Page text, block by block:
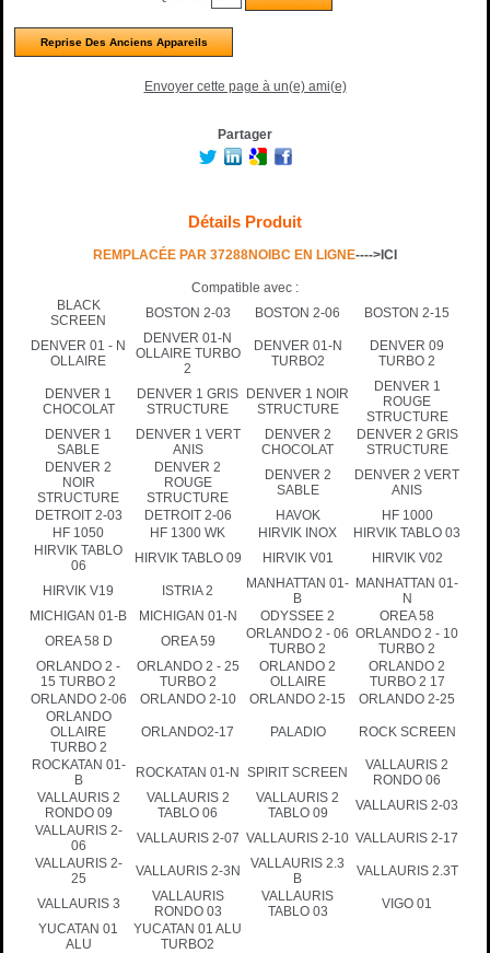
Reprise Des Anciens Appareils
Envoyer cette page à un(e) ami(e)
Partager
Détails Produit
REMPLACÉE PAR 37288NOIBC EN LIGNE---->ICI
Compatible avec :
BLACK
SCREEN
BOSTON 2-03 BOSTON 2-06 BOSTON 2-15
DENVER 01 - N
OLLAIRE
DENVER 01-N
OLLAIRE TURBO
2
DENVER 01-N
TURBO2
DENVER 09
TURBO 2
DENVER 1
CHOCOLAT
DENVER 1 GRIS
STRUCTURE
DENVER 1 NOIR
STRUCTURE
DENVER 1
ROUGE
STRUCTURE
DENVER 1
SABLE
DENVER 1 VERT
ANIS
DENVER 2
CHOCOLAT
DENVER 2 GRIS
STRUCTURE
DENVER 2
NOIR
STRUCTURE
DENVER 2
ROUGE
STRUCTURE
DENVER 2
SABLE
DENVER 2 VERT
ANIS
DETROIT 2-03
DETROIT 2-06 HAVOK
HF 1000
HF 1050
HF 1300 WK HIRVIK INOX
HIRVIK TABLO 03
HIRVIK TABLO
06
HIRVIK TABLO 09 HIRVIK V01 HIRVIK V02
HIRVIK V19 ISTRIA 2
MANHATTAN 01-
B
MANHATTAN 01-
N
MICHIGAN 01-B
MICHIGAN 01-N ODYSSEE 2
OREA 58
OREA 58 D
OREA 59
ORLANDO 2 - 06
TURBO 2
ORLANDO 2 - 10
TURBO 2
ORLANDO 2 -
15 TURBO 2
ORLANDO 2 - 25
TURBO 2
ORLANDO 2
OLLAIRE
ORLANDO 2
TURBO 2 17
ORLANDO 2-06
ORLANDO 2-10 ORLANDO 2-15
ORLANDO 2-25
ORLANDO
OLLAIRE
TURBO 2
ORLANDO2-17 PALADIO ROCK SCREEN
ROCKATAN 01-
B
ROCKATAN 01-N SPIRIT SCREEN
VALLAURIS 2
RONDO 06
VALLAURIS 2
RONDO 09
VALLAURIS 2
TABLO 06
VALLAURIS 2
TABLO 09
VALLAURIS 2-03
VALLAURIS 2-
06
VALLAURIS 2-07 VALLAURIS 2-10 VALLAURIS 2-17
VALLAURIS 2-
25
VALLAURIS 2-3N
VALLAURIS 2.3
B
VALLAURIS 2.3T
VALLAURIS 3
VALLAURIS
RONDO 03
VALLAURIS
TABLO 03
VIGO 01
YUCATAN 01
ALU
YUCATAN 01 ALU
TURBO2